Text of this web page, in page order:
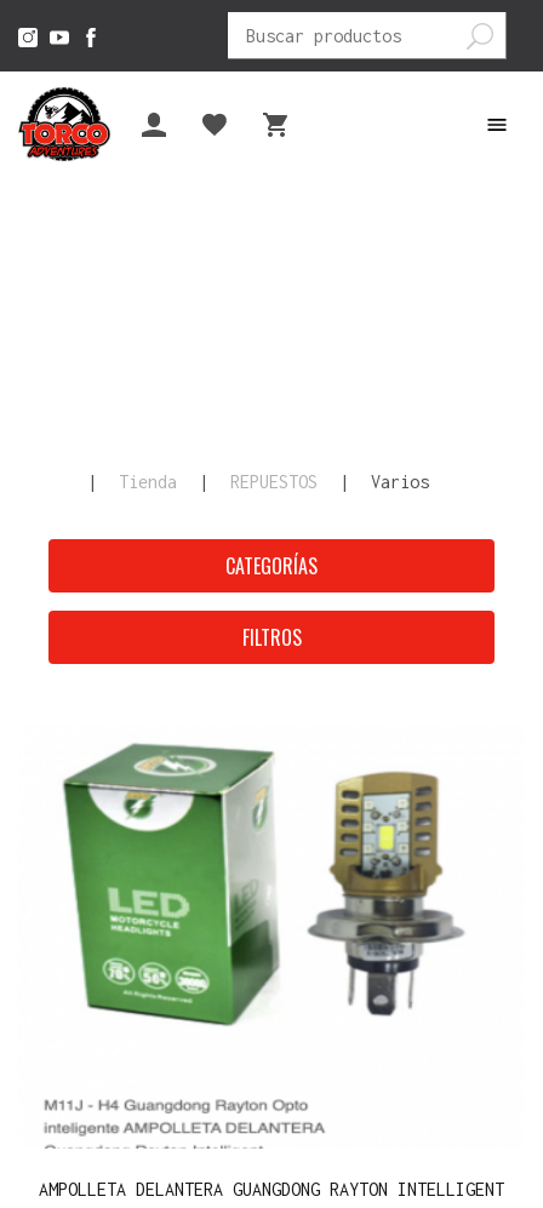
Buscar
por:
| Tienda | REPUESTOS | Varios
CATEGORÍAS
FILTROS
AMPOLLETA DELANTERA GUANGDONG RAYTON INTELLIGENT